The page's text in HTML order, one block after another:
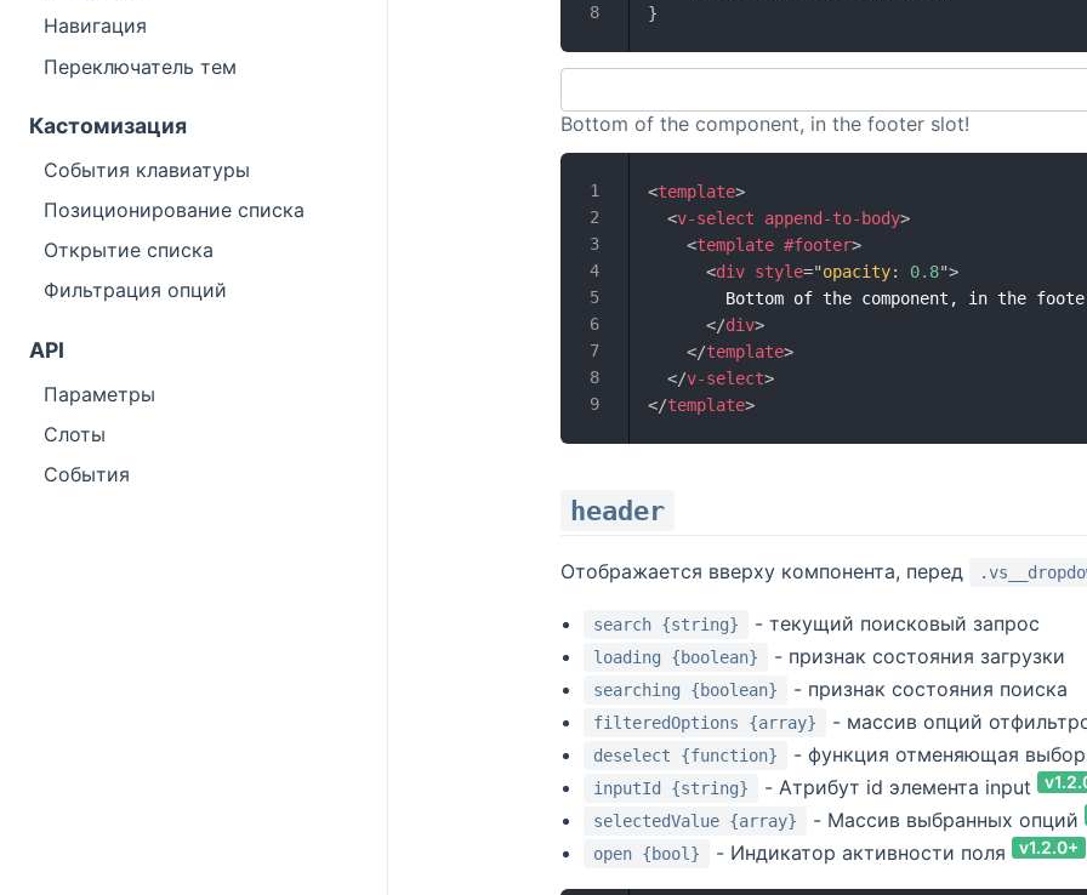
Навигация
Переключатель тем
Кастомизация
События клавиатуры
Позиционирование списка
Открытие списка
Фильтрация опций
API
Параметры
Слоты
События
}
Bottom of the component, in the footer slot!
<template>
<v-select append-to-body>
<template #footer>
<div style="opacity: 0.8">
Bottom of the component, in the
</div>
</template>
</v-select>
</template>
header
Отображается вверху компонента, перед
search {string} - текущий поисковый запрос
loading {boolean} - признак состояния загрузки
searching {boolean} - признак состояния поиска
filteredOptions {array} - массив опций
deselect {function} - функция отменяющая
inputId {string} - Атрибут id элемента input
selectedValue {array} - Массив выбранных опций
open {bool} - Индикатор активности поля v1.2.0+